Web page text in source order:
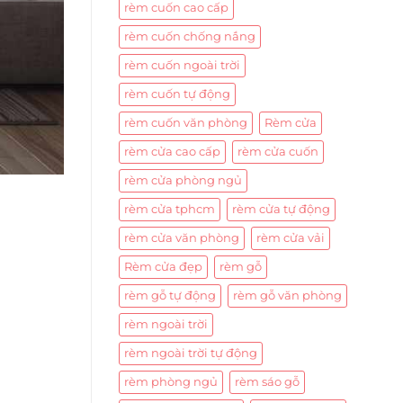
rèm cuốn cao cấp
rèm cuốn chống nắng
rèm cuốn ngoài trời
rèm cuốn tự động
rèm cuốn văn phòng Rèm cửa
rèm cửa cao cấp rèm cửa cuốn
rèm cửa phòng ngủ
rèm cửa tphcm rèm cửa tự động
rèm cửa văn phòng rèm cửa vải
Rèm cửa đẹp rèm gỗ
rèm gỗ tự động rèm gỗ văn phòng
rèm ngoài trời
rèm ngoài trời tự động
rèm phòng ngủ rèm sáo gỗ